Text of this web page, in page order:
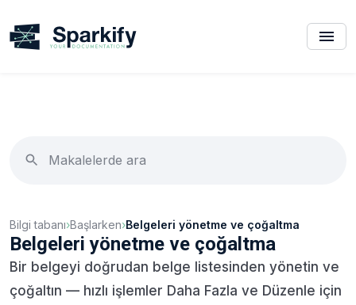
Bilgi tabanı›Başlarken›Belgeleri yönetme ve çoğaltma
Belgeleri yönetme ve çoğaltma
Bir belgeyi doğrudan belge listesinden yönetin ve
çoğaltın — hızlı işlemler Daha Fazla ve Düzenle için